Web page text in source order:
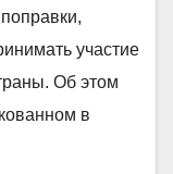
участие
Об этом
в